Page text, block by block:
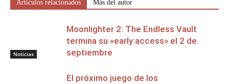
Artículos relacionados Más del autor
Noticias
Moonlighter 2: The Endless Vault
termina su «early access» el 2 de
septiembre
El próximo juego de los